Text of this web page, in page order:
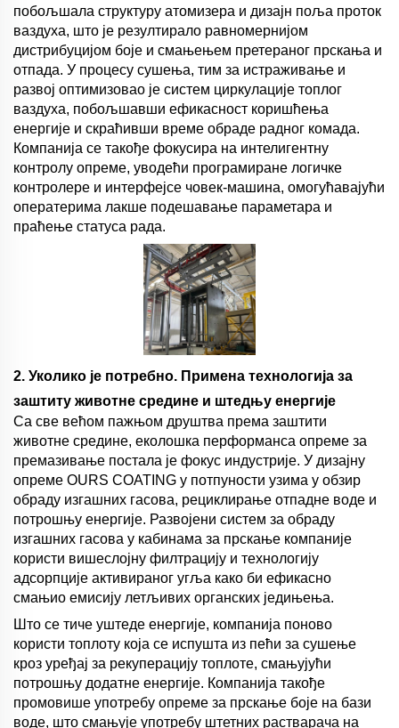
побољшала структуру атомизера и дизајн поља проток
ваздуха, што је резултирало равномернијом
дистрибуцијом боје и смањењем претераног прскања и
отпада. У процесу сушења, тим за истраживање и
развој оптимизовао је систем циркулације топлог
ваздуха, побољшавши ефикасност коришћења
енергије и скраћивши време обраде радног комада.
Компанија се такође фокусира на интелигентну
контролу опреме, уводећи програмиране логичке
контролере и интерфејсе човек-машина, омогућавајући
оператерима лакше подешавање параметара и
праћење статуса рада.
2. Уколико је потребно. Примена технологија за
заштиту животне средине и штедњу енергије
Са све већом пажњом друштва према заштити
животне средине, еколошка перформанса опреме за
премазивање постала је фокус индустрије. У дизајну
опреме OURS COATING у потпуности узима у обзир
обраду изгашних гасова, рециклирање отпадне воде и
потрошњу енергије. Развојени систем за обраду
изгашних гасова у кабинама за прскање компаније
користи вишеслојну филтрацију и технологију
адсорпције активираног угља како би ефикасно
смањио емисију летљивих органских једињења.
Што се тиче уштеде енергије, компанија поново
користи топлоту која се испушта из пећи за сушење
кроз уређај за рекуперацију топлоте, смањујући
потрошњу додатне енергије. Компанија такође
промовише употребу опреме за прскање боје на бази
воде, што смањује употребу штетних растварача на